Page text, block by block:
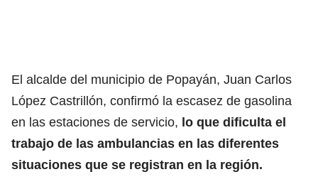
El alcalde del municipio de Popayán, Juan Carlos
López Castrillón, confirmó la escasez de gasolina
en las estaciones de servicio, lo que dificulta el
trabajo de las ambulancias en las diferentes
situaciones que se registran en la región.